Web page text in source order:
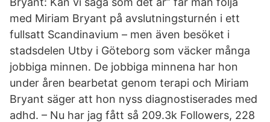
med Miriam Bryant på avslutningsturnén i ett
fullsatt Scandinavium – men även besöket i
stadsdelen Utby i Göteborg som väcker många
jobbiga minnen. De jobbiga minnena har hon
under åren bearbetat genom terapi och Miriam
Bryant säger att hon nyss diagnostiserades med
adhd. – Nu har jag fått så 209.3k Followers, 228